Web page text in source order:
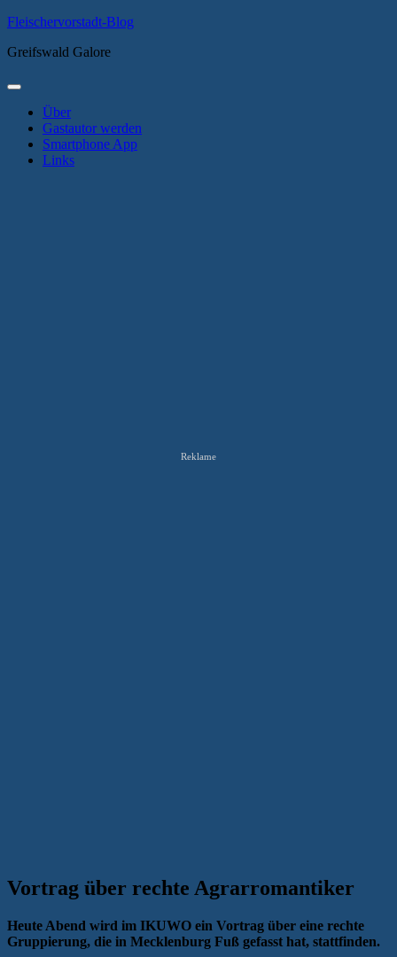
Zum
springen
Fleischervorstadt-Blog
Greifswald Galore
Primäres
Über
Gastautor werden
Smartphone App
Links
Reklame
Vortrag über rechte Agrarromantiker
Heute Abend wird im IKUWO ein Vortrag über eine rechte
Gruppierung, die in Mecklenburg Fuß gefasst hat, stattfinden.